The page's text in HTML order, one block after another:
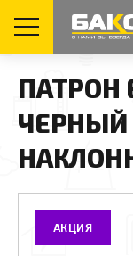
ПАТРОН
ЧЕРНЫЙ
АКЦИЯ